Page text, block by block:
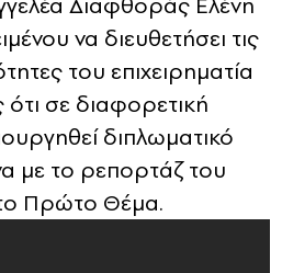
να διευθετήσει τις
του επιχειρηματία
ότι σε διαφορετική
διπλωματικό
με το ρεπορτάζ του
Πρώτο Θέμα.